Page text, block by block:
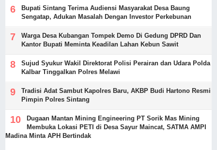
Bupati Sintang Terima Audiensi Masyarakat Desa Baung
Sengatap, Adukan Masalah Dengan Investor Perkebunan
Warga Desa Kubangan Tompek Demo Di Gedung DPRD Dan
Kantor Bupati Meminta Keadilan Lahan Kebun Sawit
Sujud Syukur Wakil Direktorat Polisi Perairan dan Udara Polda
Kalbar Tinggalkan Polres Melawi
Tradisi Adat Sambut Kapolres Baru, AKBP Budi Hartono Resmi
Pimpin Polres Sintang
Dugaan Mantan Mining Engineering PT Sorik Mas Mining
Membuka Lokasi PETI di Desa Sayur Maincat, SATMA AMPI
Madina Minta APH Bertindak